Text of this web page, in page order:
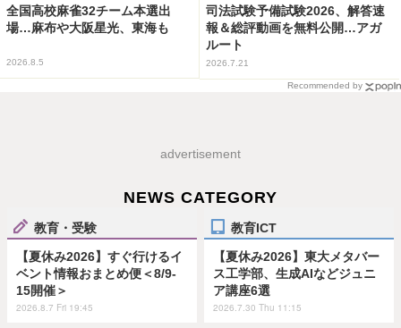
全国高校麻雀32チーム本選出
場…麻布や大阪星光、東海も
2026.8.5
司法試験予備試験2026、解答速
報＆総評動画を無料公開…アガ
ルート
2026.7.21
Recommended by
advertisement
NEWS CATEGORY
教育・受験
【夏休み2026】すぐ行けるイ
ベント情報おまとめ便＜8/9-
15開催＞
2026.8.7 Fri 19:45
教育ICT
【夏休み2026】東大メタバー
ス工学部、生成AIなどジュニ
ア講座6選
2026.7.30 Thu 11:15